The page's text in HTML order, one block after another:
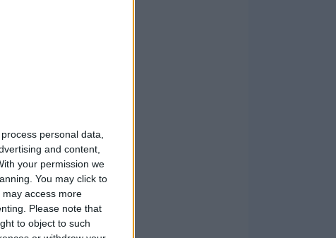
personal data,
and content,
your permission we
You may click to
may access more
Please note that
to object to such